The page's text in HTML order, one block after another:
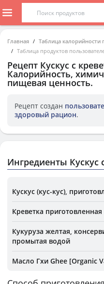
Главная
Таблица калорийности
Таблица продуктов
Рецепт Кускус с
Калорийность,
пищевая ценность.
Рецепт создан
здоровый рацион.
Ингредиенты Кускус
Кускус (кус-кус),
Креветка приготовленная
Кукуруза желтая,
промытая водой
Масло Гхи Ghee [Organic